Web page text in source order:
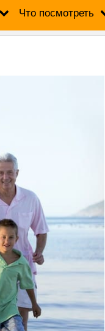
Что посмотреть